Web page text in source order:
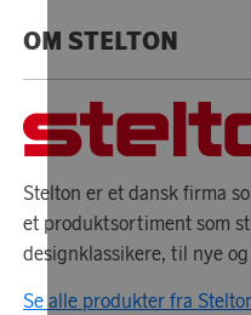
OM STELTON
Stelton er et dansk firma
et produktsortiment som
designklassikere, til nye
Se alle produkter fra